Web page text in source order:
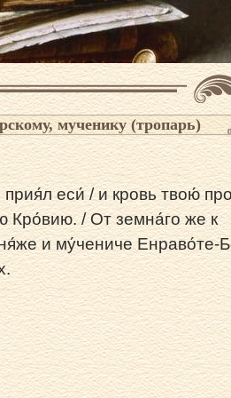
мученику (тропарь)
еси́ / и кровь твою́
Кро́вию. / От земна́го же к
и му́чениче Енраво́те-